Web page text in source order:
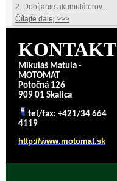
2. Dobíjanie akumulátorov...
Čítajte ďalej >>>
KONTAKT
Mikuláš Matula -
MOTOMAT
Potočná 126
909 01 Skalica
tel/fax: +421/34 664
4119
http://www.motomat.sk